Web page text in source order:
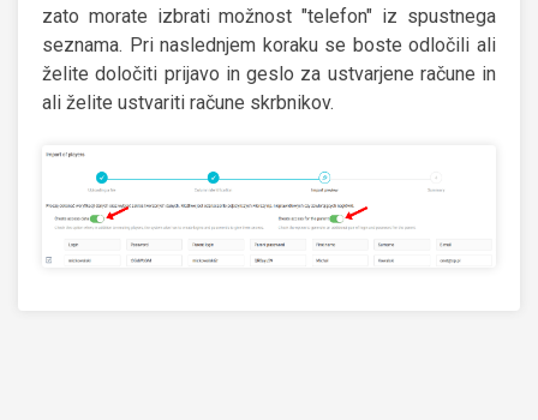
zato morate izbrati možnost "telefon" iz spustnega
seznama. Pri naslednjem koraku se boste odločili ali
želite določiti prijavo in geslo za ustvarjene račune in
ali želite ustvariti račune skrbnikov.